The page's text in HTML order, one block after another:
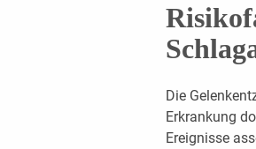
Die
Erkrankung
Ereignisse